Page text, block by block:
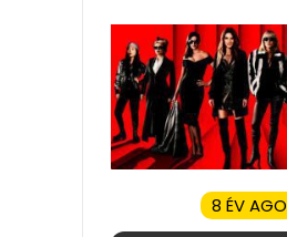
8 ÉV AGO